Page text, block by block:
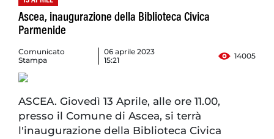
Ascea, inaugurazione della Biblioteca Civica
Parmenide
Comunicato
Stampa
06 aprile 2023
15:21
14005
ASCEA. Giovedì 13 Aprile, alle ore 11.00,
presso il Comune di Ascea, si terrà
l'inaugurazione della Biblioteca Civica